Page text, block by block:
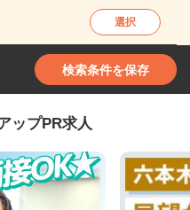
選択
検索条件を保存
ップPR求人